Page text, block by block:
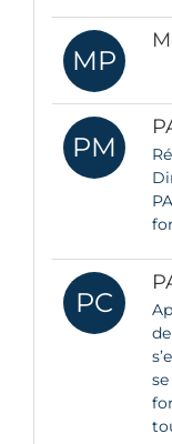
MP
PM
PC